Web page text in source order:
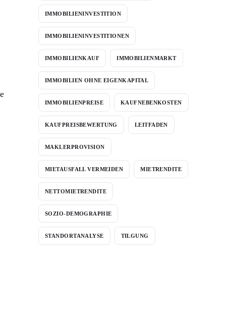
IMMOBILIENINVESTITION
IMMOBILIENINVESTITIONEN
IMMOBILIENKAUF IMMOBILIENMARKT
IMMOBILIEN OHNE EIGENKAPITAL
IMMOBILIENPREISE KAUFNEBENKOSTEN
KAUFPREISBEWERTUNG LEITFADEN
MAKLERPROVISION
MIETAUSFALL VERMEIDEN MIETRENDITE
NETTOMIETRENDITE
SOZIO-DEMOGRAPHIE
STANDORTANALYSE TILGUNG